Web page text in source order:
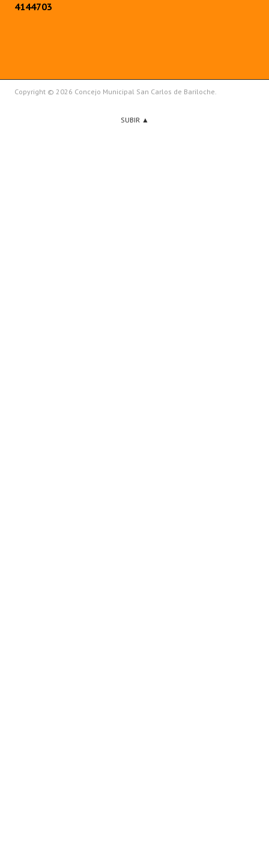
4144703
Copyright © 2026 Concejo Municipal San Carlos de Bariloche.
SUBIR ▲